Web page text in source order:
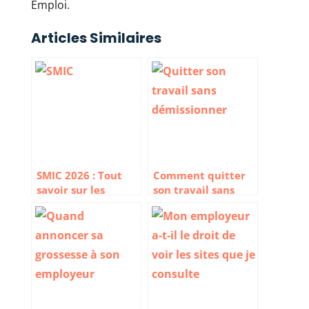
Emploi.
Articles Similaires
SMIC 2026 : Tout
savoir sur les
montants du
salaire minimum
Comment quitter
son travail sans
démissionner ?